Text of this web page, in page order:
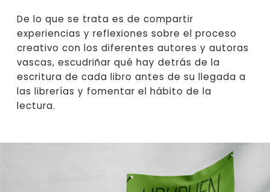
De lo que se trata es de compartir
experiencias y reflexiones sobre el proceso
creativo con los diferentes autores y autoras
vascas, escudriñar qué hay detrás de la
escritura de cada libro antes de su llegada a
las librerías y fomentar el hábito de la
lectura.